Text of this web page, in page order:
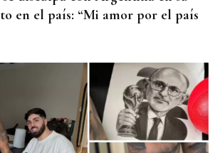
en el país: “Mi amor por el país